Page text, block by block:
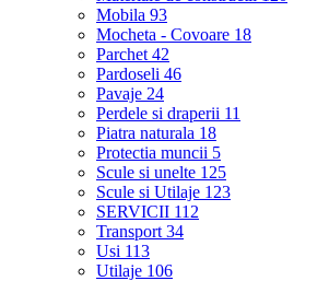
Mobila 93
Mocheta - Covoare 18
Parchet 42
Pardoseli 46
Pavaje 24
Perdele si draperii 11
Piatra naturala 18
Protectia muncii 5
Scule si unelte 125
Scule si Utilaje 123
SERVICII 112
Transport 34
Usi 113
Utilaje 106